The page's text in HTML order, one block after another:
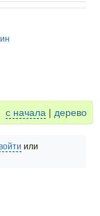
с начала | дерево
или